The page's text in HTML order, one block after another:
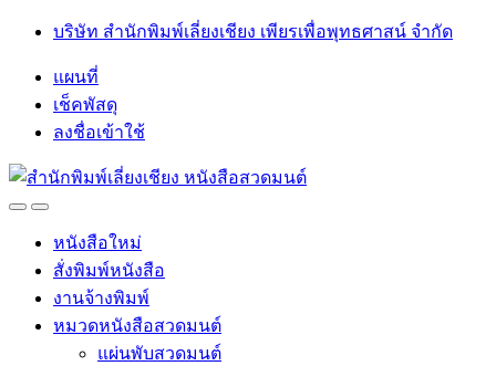
Skip
navigation
Skip
บริษัท สำนักพิมพ์เลี่ยงเชียง เพียรเพื่อพุทธศาสน์ จำกัด
แผนที่
เช็คพัสดุ
ลงชื่อเข้าใช้
OpenClose
หนังสือใหม่
สั่งพิมพ์หนังสือ
งานจ้างพิมพ์
หมวดหนังสือสวดมนต์
แผ่นพับสวดมนต์